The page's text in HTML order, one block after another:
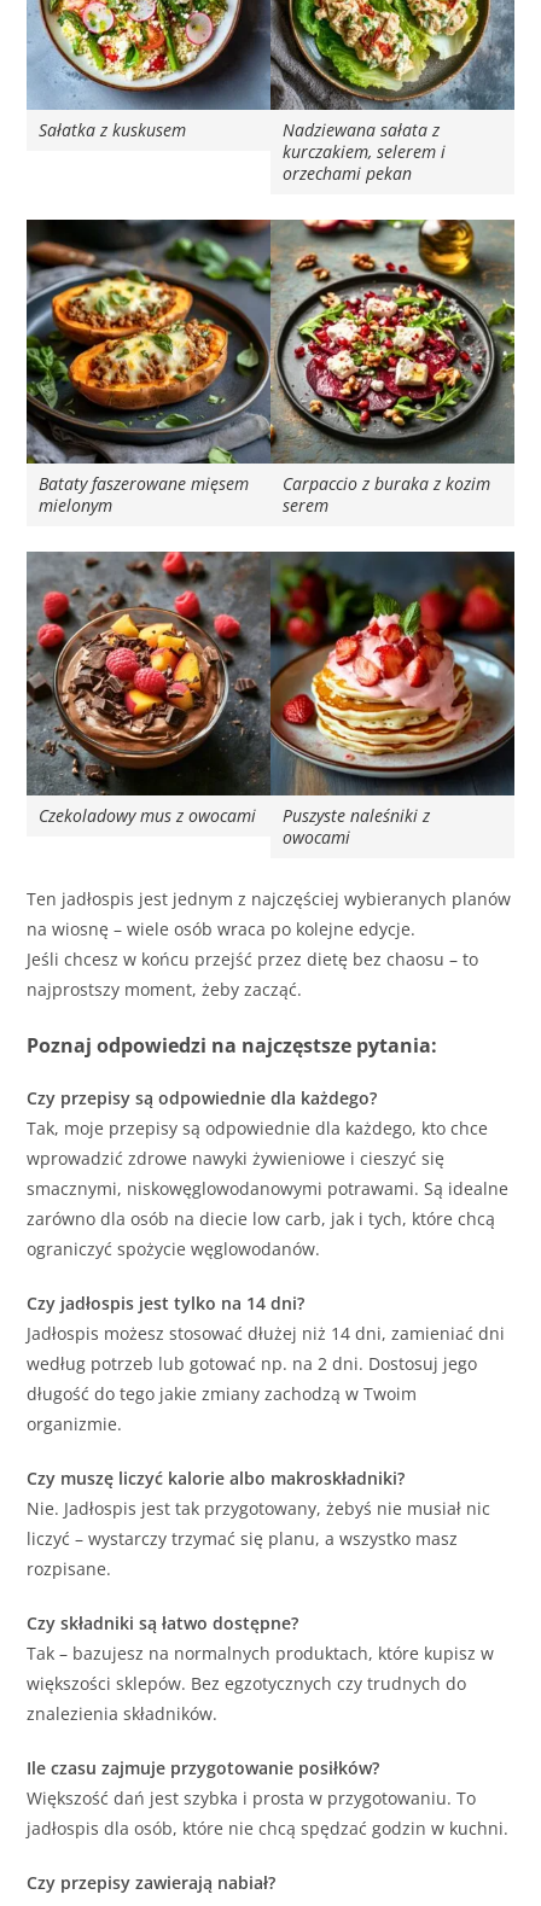
Sałatka z kuskusem
Nadziewana sałata z
kurczakiem, selerem i
orzechami pekan
Bataty faszerowane mięsem
mielonym
Carpaccio z buraka z kozim
serem
Czekoladowy mus z owocami
Puszyste naleśniki z
owocami
Ten jadłospis jest jednym z najczęściej wybieranych planów
na wiosnę – wiele osób wraca po kolejne edycje.
Jeśli chcesz w końcu przejść przez dietę bez chaosu – to
najprostszy moment, żeby zacząć.
Poznaj odpowiedzi na najczęstsze pytania:
Czy przepisy są odpowiednie dla każdego?
Tak, moje przepisy są odpowiednie dla każdego, kto chce
wprowadzić zdrowe nawyki żywieniowe i cieszyć się
smacznymi, niskowęglowodanowymi potrawami. Są idealne
zarówno dla osób na diecie low carb, jak i tych, które chcą
ograniczyć spożycie węglowodanów.
Czy jadłospis jest tylko na 14 dni?
Jadłospis możesz stosować dłużej niż 14 dni, zamieniać dni
według potrzeb lub gotować np. na 2 dni. Dostosuj jego
długość do tego jakie zmiany zachodzą w Twoim
organizmie.
Czy muszę liczyć kalorie albo makroskładniki?
Nie. Jadłospis jest tak przygotowany, żebyś nie musiał nic
liczyć – wystarczy trzymać się planu, a wszystko masz
rozpisane.
Czy składniki są łatwo dostępne?
Tak – bazujesz na normalnych produktach, które kupisz w
większości sklepów. Bez egzotycznych czy trudnych do
znalezienia składników.
Ile czasu zajmuje przygotowanie posiłków?
Większość dań jest szybka i prosta w przygotowaniu. To
jadłospis dla osób, które nie chcą spędzać godzin w kuchni.
Czy przepisy zawierają nabiał?